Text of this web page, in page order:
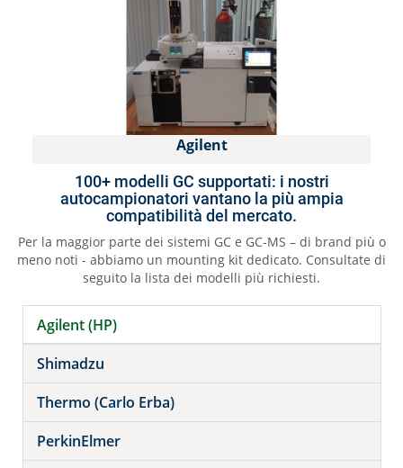
Agilent
100+ modelli GC supportati: i nostri
autocampionatori vantano la più ampia
compatibilità del mercato.
Per la maggior parte dei sistemi GC e GC-MS – di brand più o
meno noti - abbiamo un mounting kit dedicato. Consultate di
seguito la lista dei modelli più richiesti.
Agilent (HP)
Shimadzu
Thermo (Carlo Erba)
PerkinElmer